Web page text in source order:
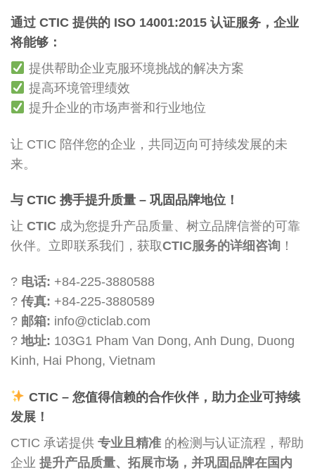
通过 CTIC 提供的 ISO 14001:2015 认证服务，企业
将能够：
提供帮助企业克服环境挑战的解决方案
提高环境管理绩效
提升企业的市场声誉和行业地位
让 CTIC 陪伴您的企业，共同迈向可持续发展的未
来。
与 CTIC 携手提升质量 – 巩固品牌地位！
让 CTIC 成为您提升产品质量、树立品牌信誉的可靠
伙伴。立即联系我们，获取CTIC服务的详细咨询 ！
? 电话: +84-225-3880588
? 传真: +84-225-3880589
? 邮箱: info@cticlab.com
? 地址: 103G1 Pham Van Dong, Anh Dung, Duong
Kinh, Hai Phong, Vietnam
CTIC – 您值得信赖的合作伙伴，助力企业可持续
发展！
CTIC 承诺提供 专业且精准 的检测与认证流程，帮助
企业 提升产品质量、拓展市场，并巩固品牌在国内